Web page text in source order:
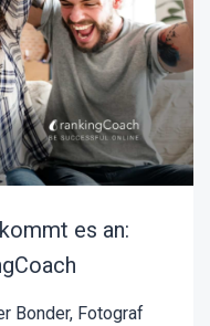
es an:
Bonder, Fotograf